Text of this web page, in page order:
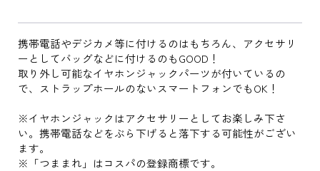
携帯電話やデジカメ等に付けるのはもちろん、アクセサリ
ーとしてバッグなどに付けるのもGOOD！
取り外し可能なイヤホンジャックパーツが付いているの
で、ストラップホールのないスマートフォンでもOK！
※イヤホンジャックはアクセサリーとしてお楽しみ下さ
い。携帯電話などをぶら下げると落下する可能性がござい
ます。
※「つままれ」はコスパの登録商標です。